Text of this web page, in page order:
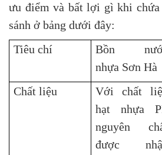
ưu điểm và bất lợi gì khi chứa
sánh ở bảng dưới đây:
Tiêu chí
Bồn
nhựa Sơn Hà
Chất liệu
Với chất
hạt nhựa
nguyên
được